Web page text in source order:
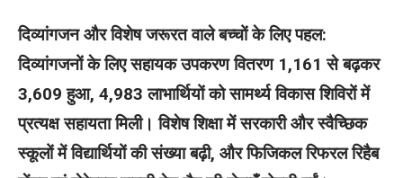
दिव्यांगजन और विशेष जरूरत वाले बच्चों के लिए पहल:
दिव्यांगजनों के लिए सहायक उपकरण वितरण 1,161 से बढ़कर
3,609 हुआ, 4,983 लाभार्थियों को सामर्थ्य विकास शिविरों में
प्रत्यक्ष सहायता मिली। विशेष शिक्षा में सरकारी और स्वैच्छिक
स्कूलों में विद्यार्थियों की संख्या बढ़ी, और फिजिकल रिफरल रिहैब